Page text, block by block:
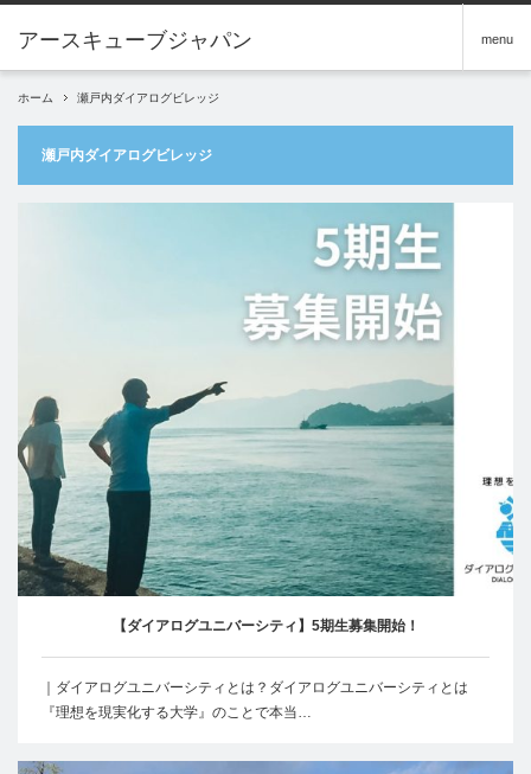
menu
アースキューブジャパン
ホーム 瀬戸内ダイアログビレッジ
瀬戸内ダイアログビレッジ
【ダイアログユニバーシティ】5期生募集開始！
｜ダイアログユニバーシティとは？ダイアログユニバーシティとは
『理想を現実化する大学』のことで本当…